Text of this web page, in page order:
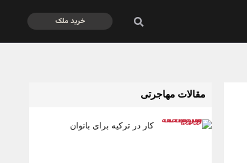
خرید ملک
مقالات مهاجرتی
کار در ترکیه برای بانوان